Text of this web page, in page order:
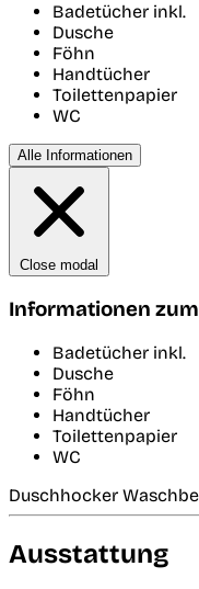
Badetücher inkl.
Dusche
Föhn
Handtücher
Toilettenpapier
WC
Alle Informationen
Close modal
Informationen
Badetücher inkl.
Dusche
Föhn
Handtücher
Toilettenpapier
WC
Duschhocker
Ausstattung